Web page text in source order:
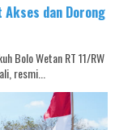
dan Dorong
Bolo Wetan RT 11/RW
resmi...